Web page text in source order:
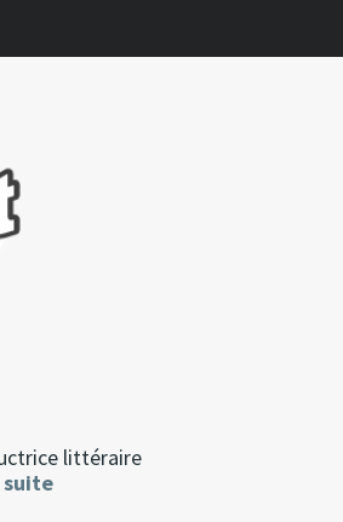
littéraire
suite